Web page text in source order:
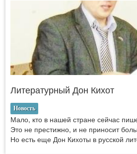
Литературный Дон Кихот
Новость
Мало, кто в нашей стране сейчас
Это не престижно, и не приносит
Но есть еще Дон Кихоты в русской